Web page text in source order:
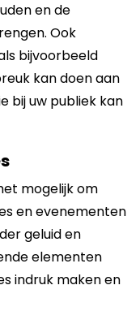
en de
Ook
bijvoorbeeld
kan doen aan
bij uw publiek kan
mogelijk om
en evenementen
geluid en
elementen
indruk maken en